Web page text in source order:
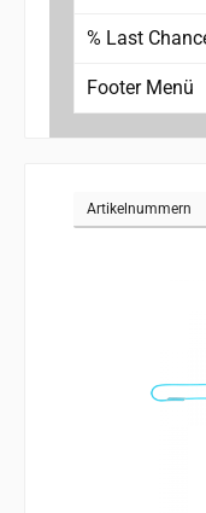
% Last
Footer Menü